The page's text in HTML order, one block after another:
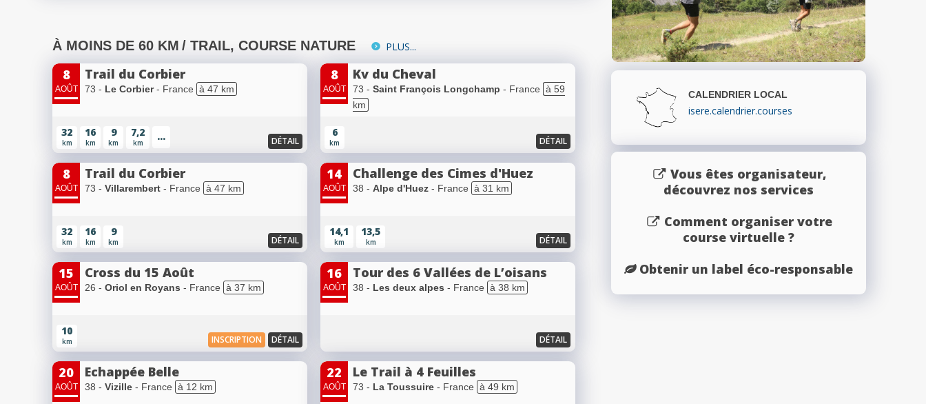
À MOINS DE 60 KM / TRAIL, COURSE NATURE PLUS...
8
AOÛT
Trail du Corbier
73 - Le Corbier- France à 47 km
32
km
16
km
9
km
7,2
km ... DÉTAIL
8
AOÛT
Kv du Cheval
73 - Saint François Longchamp - France à 59
km
6
km DÉTAIL
8
AOÛT
Trail du Corbier
73 - Villarembert - France à 47 km
32
km
16
km
9
km DÉTAIL
14
AOÛT
Challenge des Cimes d'Huez
38 - Alpe d'Huez - France à 31 km
14,1
km
13,5
km DÉTAIL
15
AOÛT
Cross du 15 Août
26 - Oriol en Royans - France à 37 km
10
km INSCRIPTION DÉTAIL
16
AOÛT
Tour des 6 Vallées de L’oisans
38 - Les deux alpes - France à 38 km
DÉTAIL
20
AOÛT
Echappée Belle
38 - Vizille - France à 12 km
22
AOÛT
Le Trail à 4 Feuilles
73 - La Toussuire - France à 49 km
CALENDRIER LOCAL
isere.calendrier.courses
Vous êtes organisateur,
découvrez nos services
Comment organiser votre
course virtuelle ?
Obtenir un label éco-responsable